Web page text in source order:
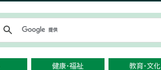
健康・福祉
教育・文化